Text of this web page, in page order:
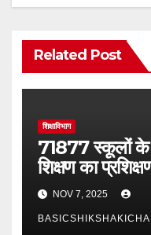
Related Post
शिक्षाविभाग
71877 स्कूलों के
शिक्षण का
NOV 7, 2025